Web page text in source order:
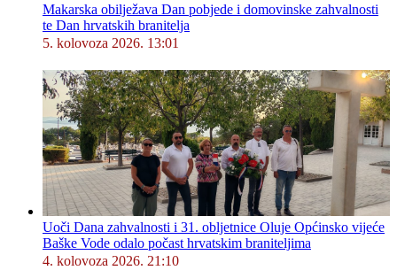
Makarska obilježava Dan pobjede i domovinske zahvalnosti
te Dan hrvatskih branitelja
5. kolovoza 2026. 13:01
Uoči Dana zahvalnosti i 31. obljetnice Oluje Općinsko vijeće
Baške Vode odalo počast hrvatskim braniteljima
4. kolovoza 2026. 21:10